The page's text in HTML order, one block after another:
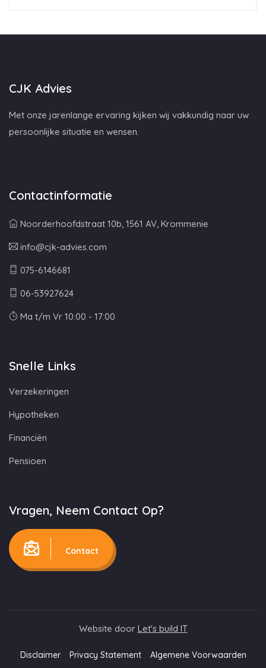
CJK Advies
Met onze jarenlange ervaring kijken wij vakkundig naar uw
persoonlijke situatie en wensen.
Contactinformatie
Noorderhoofdstraat 10b, 1561 AV, Krommenie
info@cjk-advies.com
075-6146681
06-53927624
Ma t/m Vr 10:00 - 17:00
Snelle Links
Verzekeringen
Hypotheken
Financiën
Pensioen
Vragen, Neem Contact Op?
Contact
Website door Let's build IT
Disclaimer Privacy Statement Algemene Voorwaarden